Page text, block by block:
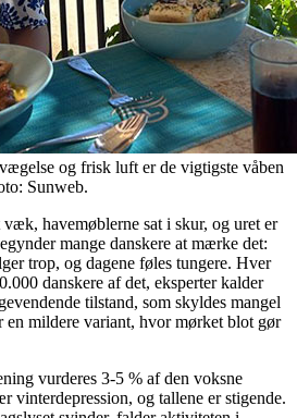
og frisk luft er de vigtigste våben
Sunweb.
havemøblerne sat i skur, og uret er
mange danskere at mærke det:
trop, og dagene føles tungere. Hver
danskere af det, eksperter kalder
tilstand, som skyldes mangel
en mildere variant, hvor mørket blot gør
vurderes 3-5 % af den voksne
vinterdepression, og tallene er stigende.